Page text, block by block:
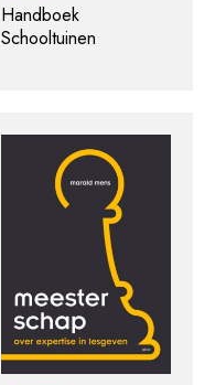
Handboek
Schooltuinen